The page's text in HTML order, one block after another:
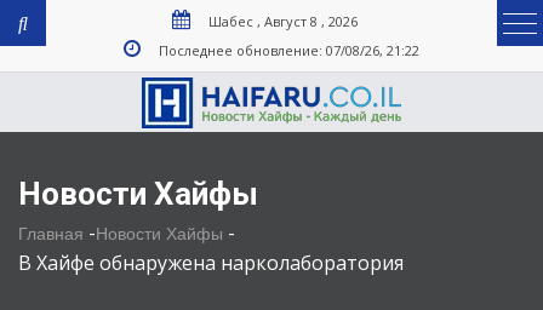
Шабес , Август 8 , 2026
Последнее обновление: 07/08/26, 21:22
Новости Хайфы
Главная -Новости Хайфы -
В Хайфе обнаружена нарколаборатория